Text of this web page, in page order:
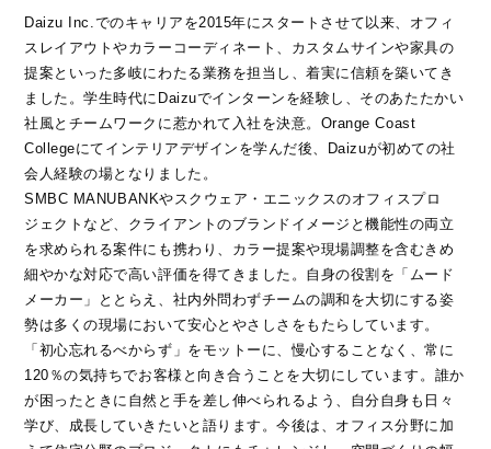
Daizu Inc.でのキャリアを2015年にスタートさせて以来、オフィ
スレイアウトやカラーコーディネート、カスタムサインや家具の
提案といった多岐にわたる業務を担当し、着実に信頼を築いてき
ました。学生時代にDaizuでインターンを経験し、そのあたたかい
社風とチームワークに惹かれて入社を決意。Orange Coast
Collegeにてインテリアデザインを学んだ後、Daizuが初めての社
会人経験の場となりました。
SMBC MANUBANKやスクウェア・エニックスのオフィスプロ
ジェクトなど、クライアントのブランドイメージと機能性の両立
を求められる案件にも携わり、カラー提案や現場調整を含むきめ
細やかな対応で高い評価を得てきました。自身の役割を「ムード
メーカー」ととらえ、社内外問わずチームの調和を大切にする姿
勢は多くの現場において安心とやさしさをもたらしています。
「初心忘れるべからず」をモットーに、慢心することなく、常に
120％の気持ちでお客様と向き合うことを大切にしています。誰か
が困ったときに自然と手を差し伸べられるよう、自分自身も日々
学び、成長していきたいと語ります。今後は、オフィス分野に加